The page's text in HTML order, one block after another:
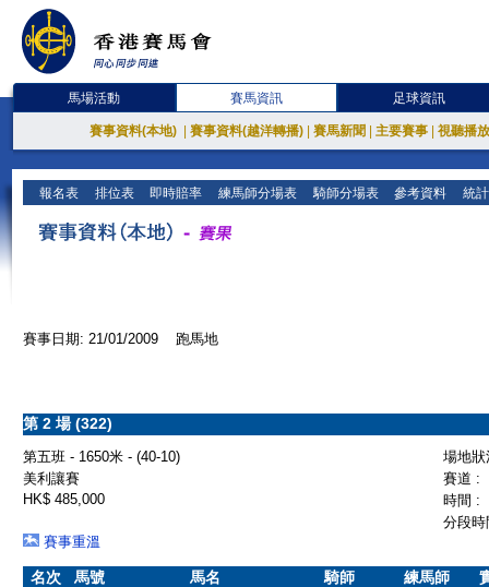
馬場活動 賽馬資訊 足球資訊
賽事資料(本地) 賽事資料(越洋轉播) 賽馬新聞 主要賽事 視聽播
報名表 排位表 即時賠率 練馬師分場表 騎師分場表 參考資料 統
賽事日期: 21/01/2009 跑馬地
第 2 場 (322)
第五班 - 1650米 - (40-10)
場地
美利讓賽
賽道 :
HK$ 485,000
時間 :
分段
賽事重溫
名次 馬號 馬名 騎師 練馬師